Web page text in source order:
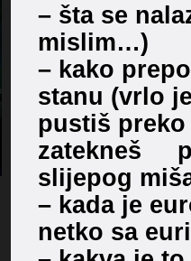
– šta se
mislim…)
– kako
stanu (vrlo
pustiš
zatekneš
slijepog
– kada je
netko sa